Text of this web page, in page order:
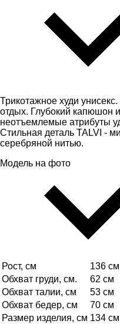
Трикотажное худи
отдых. Глубокий капюшон
неотъемлемые атрибуты
Стильная деталь TALVI -
серебряной нитью.
Модель на фото
Рост, см
136 см
Обхват груди, см.
62 см
Обхват талии, см
53 см
Обхват бедер, см
70 см
Размер изделия, см 134 см